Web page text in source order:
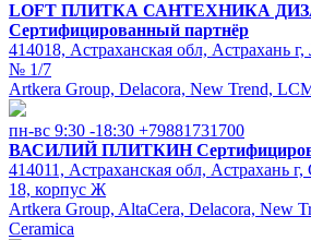
LOFT ПЛИТКА САНТЕХНИКА
Сертифицированный партнёр
414018, Астраханская обл, Астрахань
№ 1/7
Artkera Group, Delacora, New Trend,
пн-вс 9:30 -18:30 +79881731700
ВАСИЛИЙ ПЛИТКИН
414011, Астраханская обл, Астрахань
18, корпус Ж
Artkera Group, AltaCera, Delacora, New
Ceramica